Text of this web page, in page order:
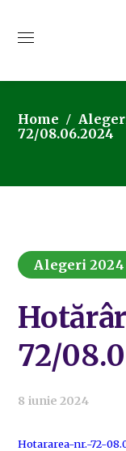
Home
72/08.06.2024
Alegeri 2024
72/
8 iunie 2024
Hotararea-nr.-72-